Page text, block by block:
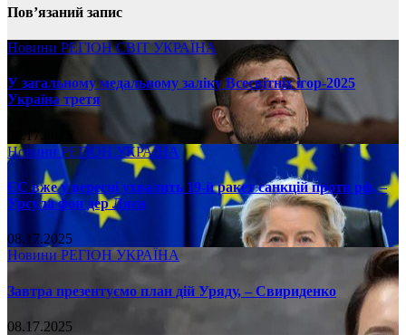
Пов’язаний запис
Новини РЕГІОНСВІТ УКРАЇНА
У загальному медальному заліку Всесвітніх ігор-2025
Україна третя
08.17.2025
НовиниРЕГІОН УКРАЇНА
ЄС вже у вересні ухвалить 19-й ракет санкцій проти рф, –
Урсула фон дер Ляєн
08.17.2025
Новини РЕГІОН УКРАЇНА
Завтра презентуємо план дій Уряду, – Свириденко
08.17.2025